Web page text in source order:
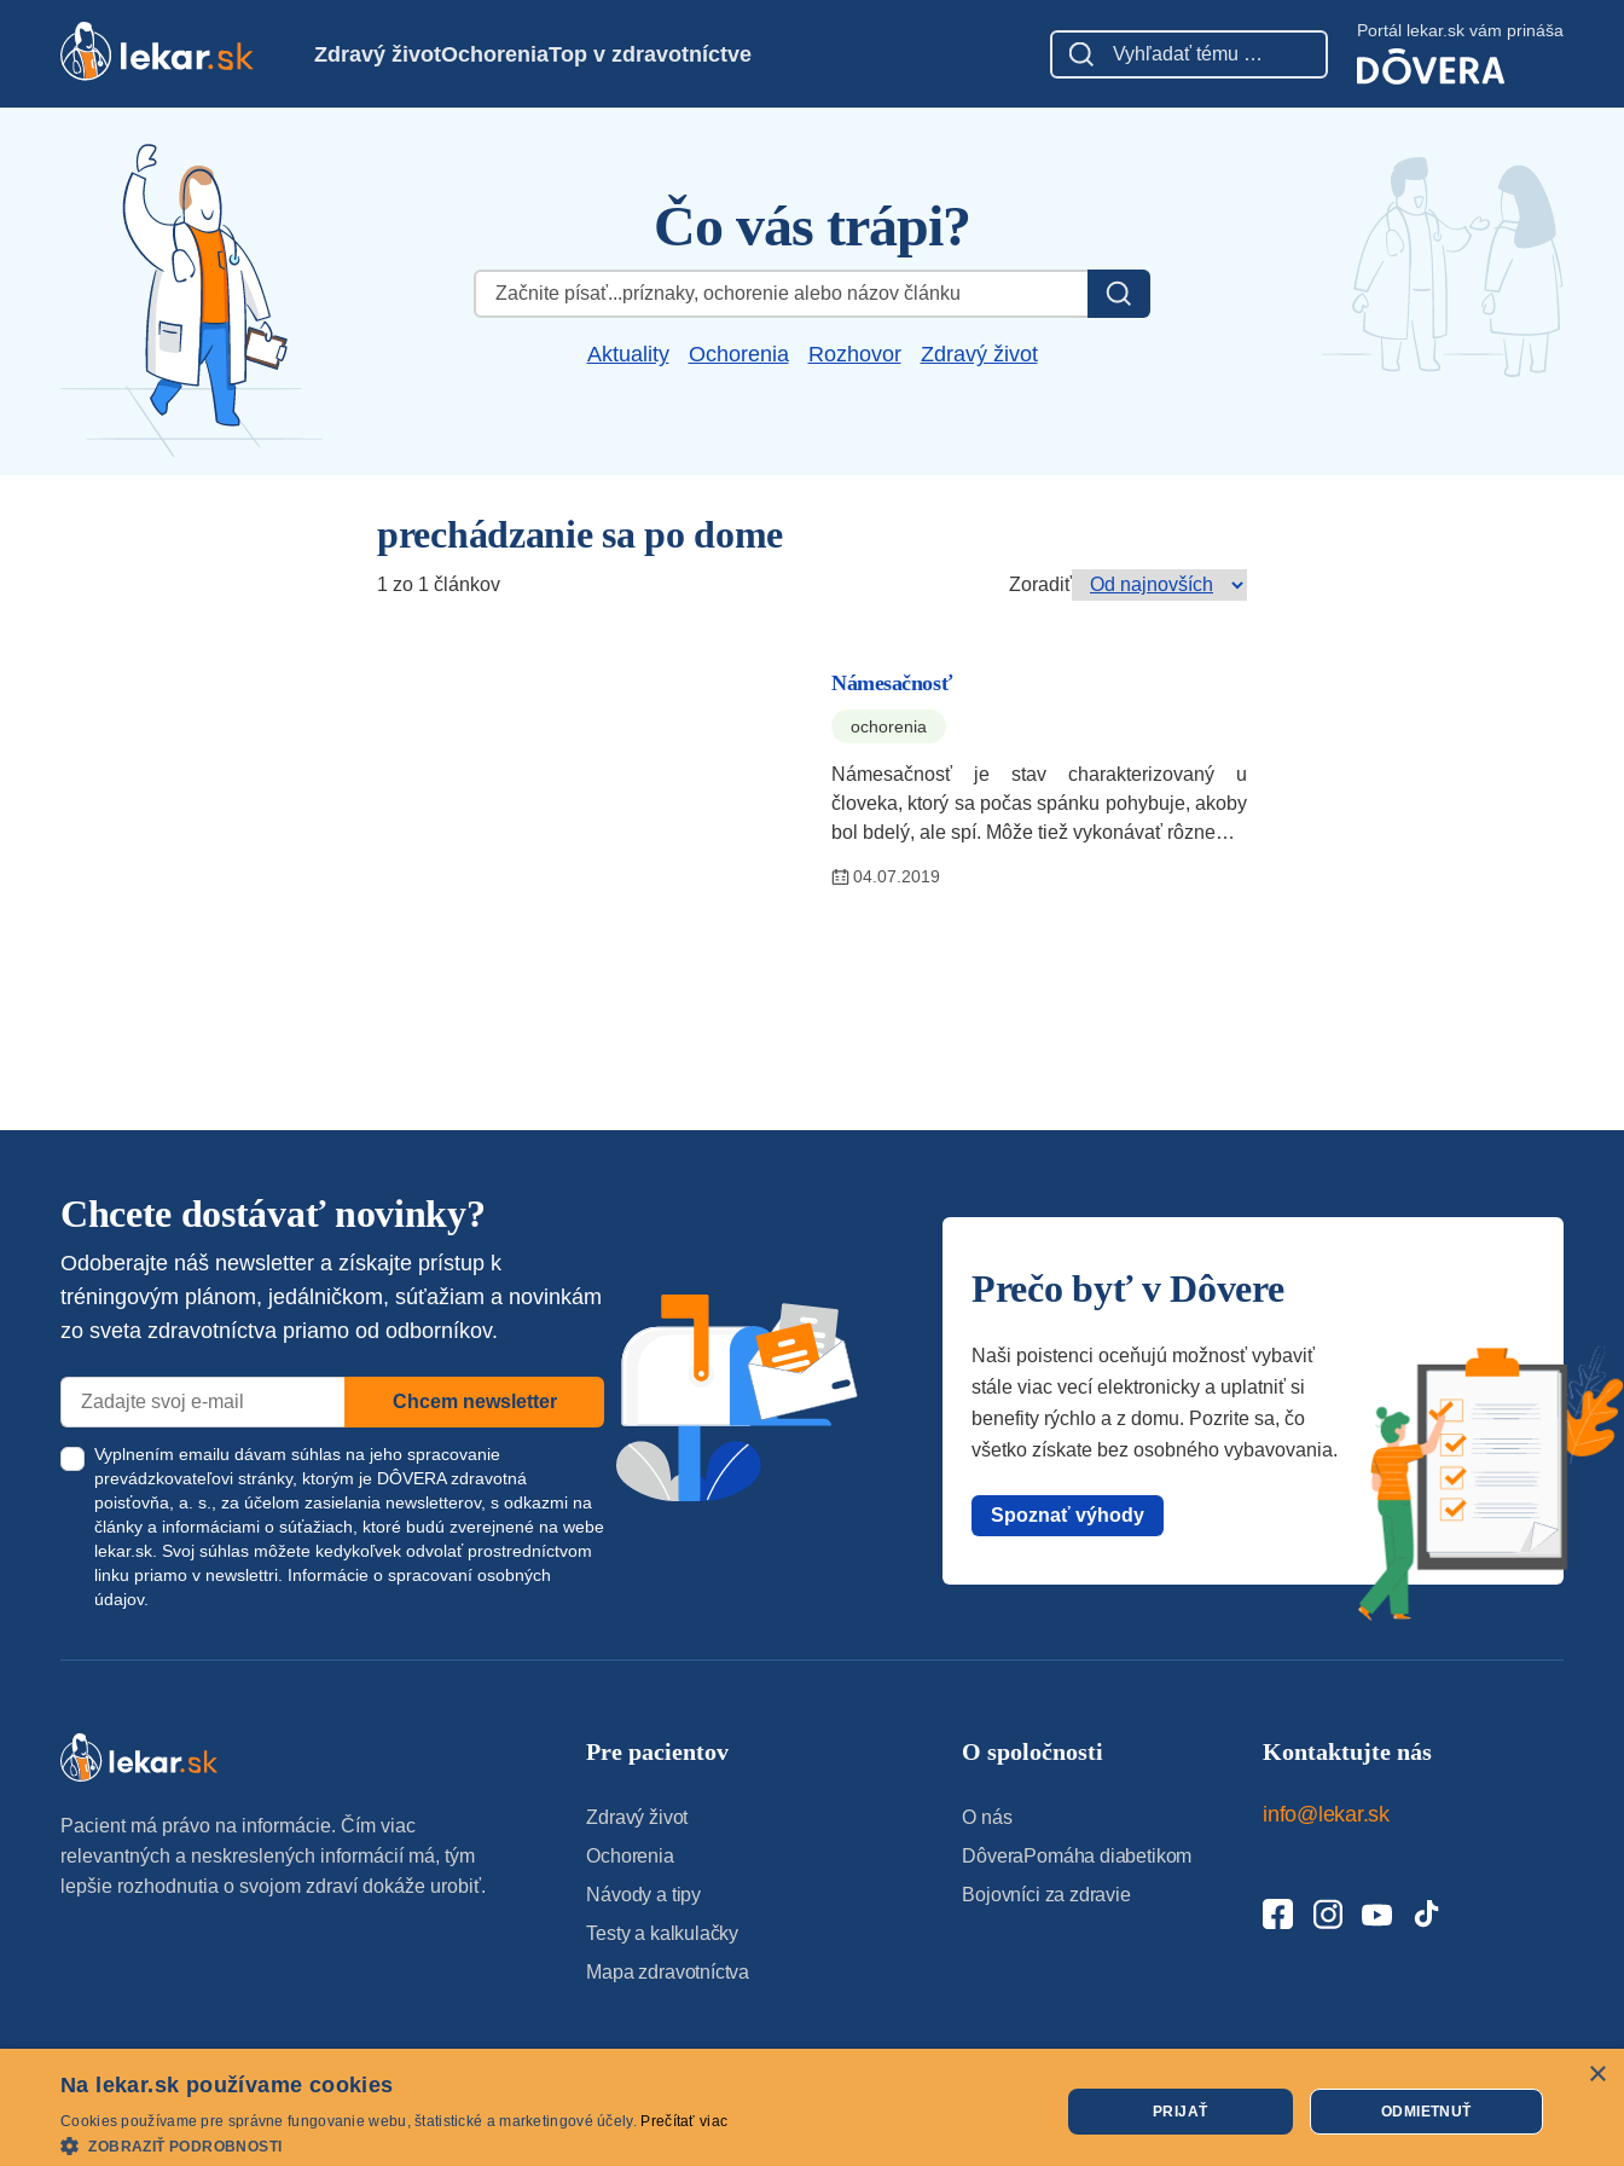
Zdravý životOchoreniaTop v zdravotníctve
Portál lekar.sk vám prináša
Čo vás trápi?
Hľadať:
Aktuality Ochorenia Rozhovor Zdravý život
prechádzanie sa po dome
1 zo 1 článkov Zoradiť
Námesačnosť
ochorenia
Námesačnosť je stav charakterizovaný u
človeka, ktorý sa počas spánku pohybuje, akoby
bol bdelý, ale spí. Môže tiež vykonávať rôzne…
04.07.2019
Chcete dostávať novinky?
Odoberajte náš newsletter a získajte prístup k
tréningovým plánom, jedálničkom, súťažiam a novinkám
zo sveta zdravotníctva priamo od odborníkov.
Chcem newsletter
Vyplnením emailu dávam súhlas na jeho spracovanie
prevádzkovateľovi stránky, ktorým je DÔVERA zdravotná
poisťovňa, a. s., za účelom zasielania newsletterov, s odkazmi na
články a informáciami o súťažiach, ktoré budú zverejnené na webe
lekar.sk . Svoj súhlas môžete kedykoľvek odvolať prostredníctvom
linku priamo v newslettri. Informácie o spracovaní osobných
údajov.
Prečo byť v Dôvere
Naši poistenci oceňujú možnosť vybaviť
stále viac vecí elektronicky a uplatniť si
benefity rýchlo a z domu. Pozrite sa, čo
všetko získate bez osobného vybavovania.
Spoznať výhody
Pacient má právo na informácie. Čím viac
relevantných a neskreslených informácií má, tým
lepšie rozhodnutia o svojom zdraví dokáže urobiť.
Pre pacientov
Zdravý život
Ochorenia
Návody a tipy
Testy a kalkulačky
Mapa zdravotníctva
O spoločnosti
O nás
DôveraPomáha diabetikom
Bojovníci za zdravie
Kontaktujte nás
info@lekar.sk
© 2026 lekar.sk Všetky práva vyhradené Cookies
×
Na lekar.sk používame cookies
Cookies používame pre správne fungovanie webu, štatistické a marketingové účely. Prečítať viac
ZOBRAZIŤ PODROBNOSTI
PRIJAŤ ODMIETNUŤ